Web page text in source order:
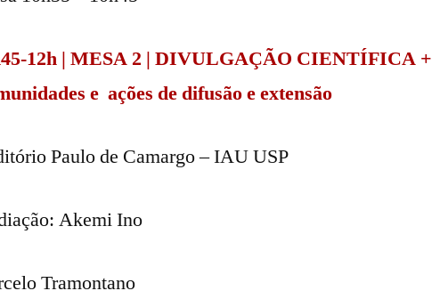
12h | MESA 2 | DIVULGAÇÃO CIENTÍFICA +
e ações de difusão e extensão
Paulo de Camargo – IAU USP
Akemi Ino
Tramontano